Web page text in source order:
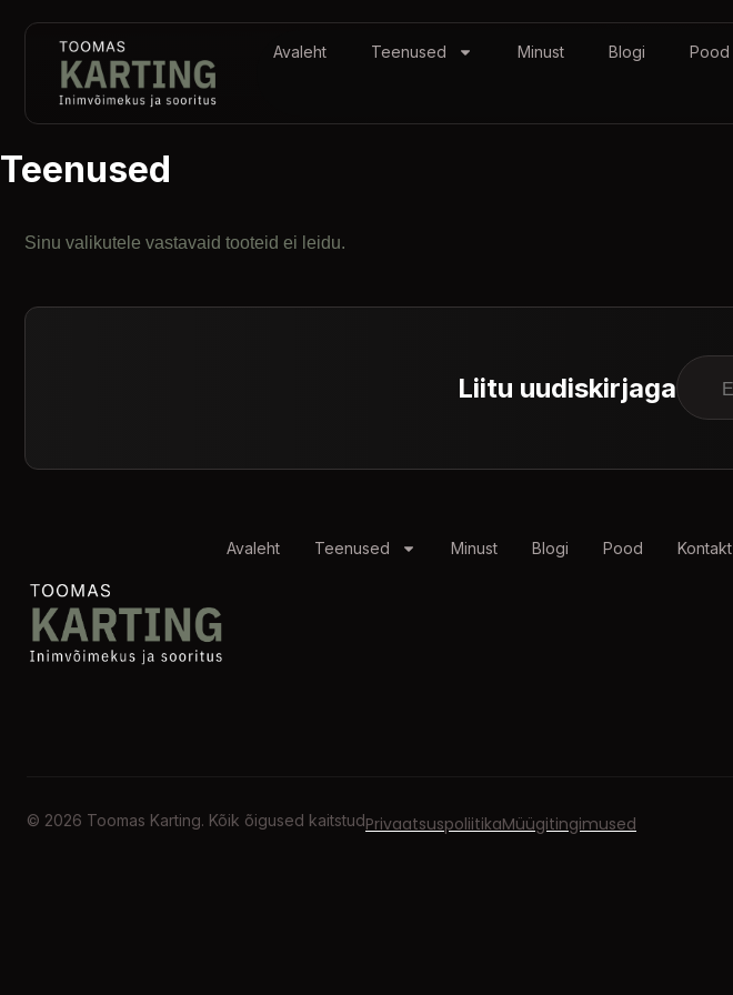
Avaleht Teenused Minust Blogi Pood
Teenused
Sinu valikutele vastavaid tooteid ei leidu.
Liitu uudiskirjaga
Avaleht Teenused Minust Blogi Pood Kontakt
© 2026 Toomas Karting. Kõik õigused kaitstudPrivaatsuspoliitikaMüügitingimused